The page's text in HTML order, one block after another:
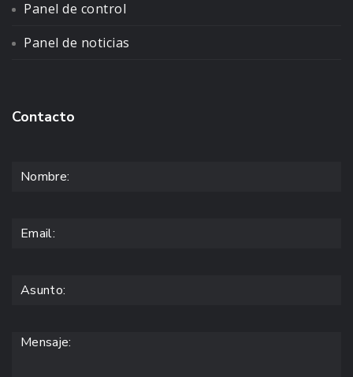
Panel de control
Panel de noticias
Contacto